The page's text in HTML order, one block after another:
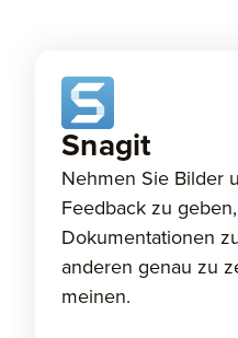
Snagit
Nehmen Sie Bilder
Feedback zu
Dokumentationen
anderen genau zu
meinen.